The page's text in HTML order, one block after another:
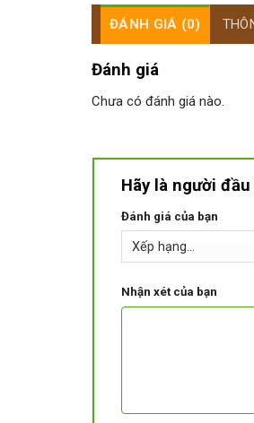
ĐÁNH GIÁ (0)
Đánh giá
Chưa có đánh giá nào.
Hãy là người
Đánh giá của bạn
Nhận xét của bạn